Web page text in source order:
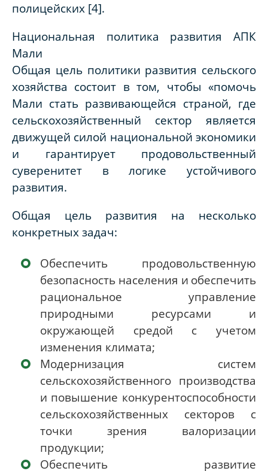
полицейских [4].
Национальная политика развития АПК
Мали
Общая цель политики развития сельского
хозяйства состоит в том, чтобы «помочь
Мали стать развивающейся страной, где
сельскохозяйственный сектор является
движущей силой национальной экономики
и гарантирует продовольственный
суверенитет в логике устойчивого
развития.
Общая цель развития на несколько
конкретных задач:
Обеспечить продовольственную
безопасность населения и обеспечить
рациональное управление
природными ресурсами и
окружающей средой с учетом
изменения климата;
Модернизация систем
сельскохозяйственного производства
и повышение конкурентоспособности
сельскохозяйственных секторов с
точки зрения валоризации
продукции;
Обеспечить развитие